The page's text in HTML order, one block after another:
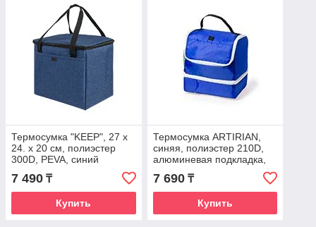
Термосумка "KEEP", 27 x
24. x 20 см, полиэстер
300D, PEVA, синий
меланж
7 490 ₸
Купить
Термосумка ARTIRIAN,
синяя, полиэстер 210D,
алюминевая подкладка,
26 x 27 x 17.5 см
7 690₸
Купить